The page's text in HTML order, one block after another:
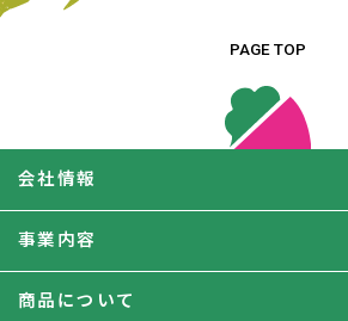
PAGE TOP
会社情報
事業内容
商品について